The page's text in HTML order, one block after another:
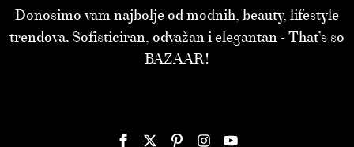
Donosimo vam najbolje od modnih, beauty, lifestyle
trendova. Sofisticiran, odvažan i elegantan - That’s so
BAZAAR!